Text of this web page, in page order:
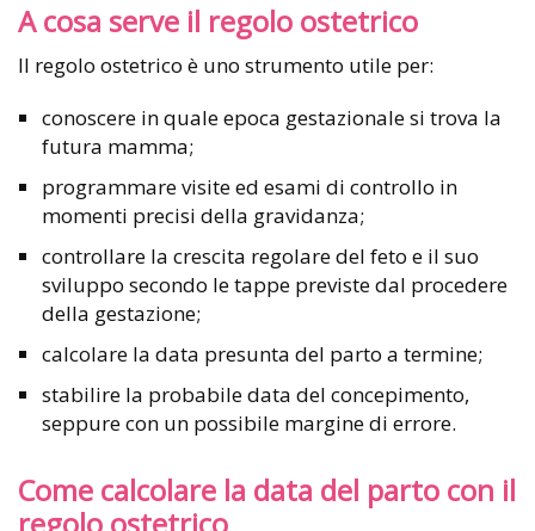
A cosa serve il regolo ostetrico
Il regolo ostetrico è uno strumento utile per:
conoscere in quale epoca gestazionale si trova la
futura mamma;
programmare visite ed esami di controllo in
momenti precisi della gravidanza;
controllare la crescita regolare del feto e il suo
sviluppo secondo le tappe previste dal procedere
della gestazione;
calcolare la data presunta del parto a termine;
stabilire la probabile data del concepimento,
seppure con un possibile margine di errore.
Come calcolare la data del parto con il